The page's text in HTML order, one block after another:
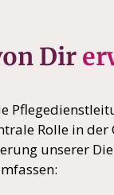
Dir
Rolle in
unserer